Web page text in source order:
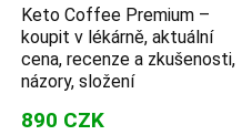
Keto Coffee Premium –
koupit v lékárně, aktuální
cena, recenze a zkušenosti,
názory, složení
890 CZK